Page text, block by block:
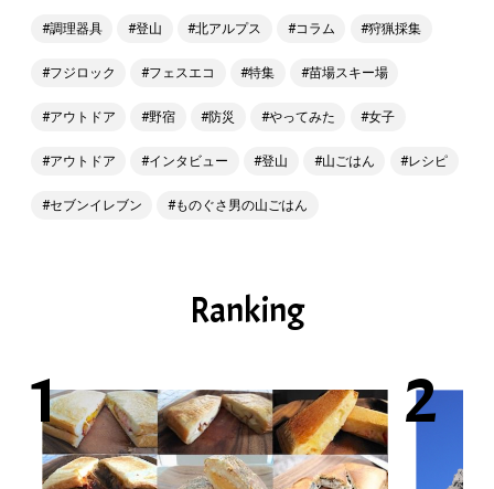
調理器具 登山 北アルプス コラム 狩猟採集
フジロック フェスエコ 特集 苗場スキー場
アウトドア 野宿 防災 やってみた 女子
アウトドア インタビュー 登山 山ごはん レシピ
セブンイレブン ものぐさ男の山ごはん
Ranking